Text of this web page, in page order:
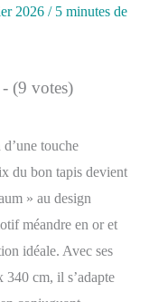
2026 / 5 minutes de
(9 votes)
touche
du bon tapis devient
» au design
méandre en or et
idéale. Avec ses
340 cm, il s’adapte